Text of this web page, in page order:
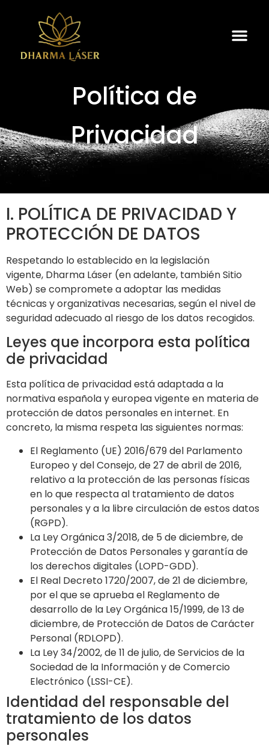
Política de
Privacidad
I. POLÍTICA DE PRIVACIDAD Y
PROTECCIÓN DE DATOS
Respetando lo establecido en la legislación
vigente, Dharma Láser (en adelante, también Sitio
Web) se compromete a adoptar las medidas
técnicas y organizativas necesarias, según el nivel de
seguridad adecuado al riesgo de los datos recogidos.
Leyes que incorpora esta política
de privacidad
Esta política de privacidad está adaptada a la
normativa española y europea vigente en materia de
protección de datos personales en internet. En
concreto, la misma respeta las siguientes normas:
El Reglamento (UE) 2016/679 del Parlamento
Europeo y del Consejo, de 27 de abril de 2016,
relativo a la protección de las personas físicas
en lo que respecta al tratamiento de datos
personales y a la libre circulación de estos datos
(RGPD).
La Ley Orgánica 3/2018, de 5 de diciembre, de
Protección de Datos Personales y garantía de
los derechos digitales (LOPD-GDD).
El Real Decreto 1720/2007, de 21 de diciembre,
por el que se aprueba el Reglamento de
desarrollo de la Ley Orgánica 15/1999, de 13 de
diciembre, de Protección de Datos de Carácter
Personal (RDLOPD).
La Ley 34/2002, de 11 de julio, de Servicios de la
Sociedad de la Información y de Comercio
Electrónico (LSSI-CE).
Identidad del responsable del
tratamiento de los datos
personales